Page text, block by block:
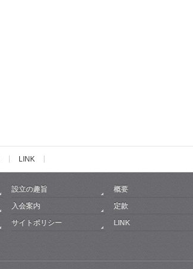
LINK
設立の趣旨 概要
入会案内 定款
サイトポリシー LINK